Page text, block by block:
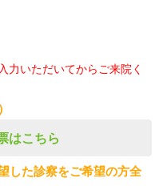
力いただいてからご来院く
はこちら
した診察をご希望の方全